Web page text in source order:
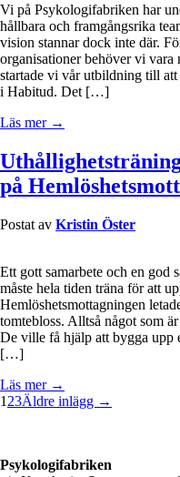
Vi på Psykologifabriken har
hållbara och framgångsrika
vision stannar dock inte där.
organisationer behöver vi
startade vi vår utbildning till
i Habitud. Det […]
Läs mer →
på
Postat av Kristin Öster
Ett gott samarbete och en god
måste hela tiden träna för att
Hemlöshetsmottagningen
tomtebloss. Alltså något som
De ville få hjälp att bygga upp
[…]
Läs mer →
1 23Äldre inlägg →
Psykologifabriken